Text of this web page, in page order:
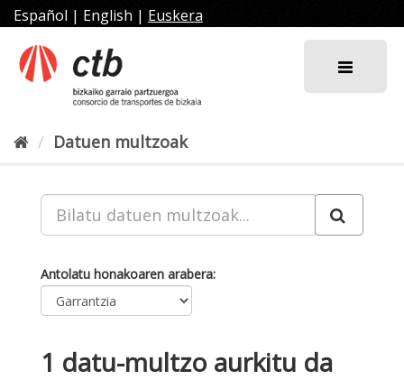
Joan
edukira
Español | English | Euskera
Datuen multzoak
Antolatu honakoaren arabera
1 datu-multzo aurkitu da